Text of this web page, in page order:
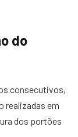
do
consecutivos,
realizadas em
dos portões